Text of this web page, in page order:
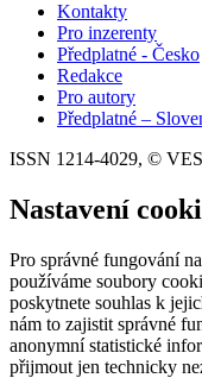
Kontakty
Pro inzerenty
Předplatné - Česko
Redakce
Pro autory
Předplatné –
ISSN 1214-4029, ©
Nastavení
Pro správné fungování
používáme soubory
poskytnete souhlas k
nám to zajistit správné
anonymní statistické
přijmout jen technicky